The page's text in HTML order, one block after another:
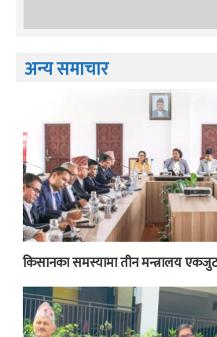
अन्य समाचार
किसानका समस्यामा तीन मन्त्रालय